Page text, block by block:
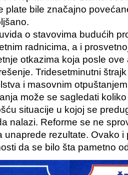
plate bile značajno
o stavovima budućih
radnicima, a i
otkazima koja posle
Tridesetminutni
i masovnim
može se sagledati
situacije u kojoj se
nalazi. Reforme se ne
unaprede rezultate. Ovako
da se bilo šta pametno